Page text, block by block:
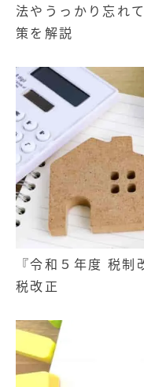
法やうっかり忘れ
策を解説
『令和５年度 税
税改正